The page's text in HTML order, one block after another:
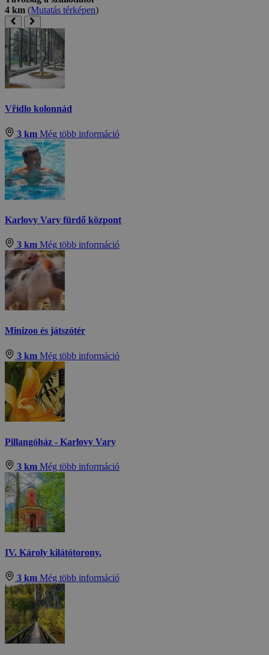
4 km (Mutatás térképen)
Vřídlo kolonnád
3 km Még több információ
Karlovy Vary fürdő központ
3 km Még több információ
Minizoo és játszótér
3 km Még több információ
Pillangóház - Karlovy Vary
3 km Még több információ
IV. Károly kilátótorony.
3 km Még több információ